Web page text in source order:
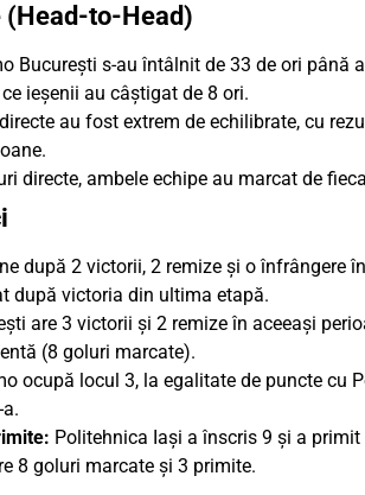
(Head-to-Head)
București s-au întâlnit de 33 de ori până
ieșenii au câștigat de 8 ori.
au fost extrem de echilibrate, cu
directe, ambele echipe au marcat de
după 2 victorii, 2 remize și o înfrângere
după victoria din ultima etapă.
are 3 victorii și 2 remize în aceeași
(8 goluri marcate).
ocupă locul 3, la egalitate de puncte cu
Politehnica Iași a înscris 9 și a
8 goluri marcate și 3 primite.